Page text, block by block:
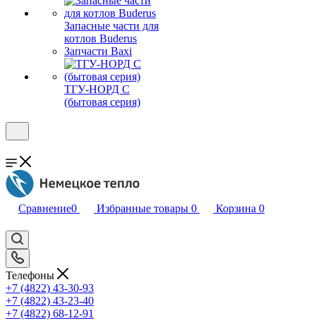
Запасные части для
котлов Buderus
Запчасти Baxi
ТГУ-НОРД С
(бытовая серия)
Сравнение0 Избранные товары 0 Корзина 0
Телефоны
+7 (4822) 43-30-93
+7 (4822) 43-23-40
+7 (4822) 68-12-91